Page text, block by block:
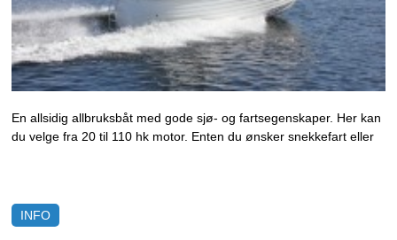
En allsidig allbruksbåt med gode sjø- og fartsegenskaper. Her kan
du velge fra 20 til 110 hk motor. Enten du ønsker snekkefart eller
INFO